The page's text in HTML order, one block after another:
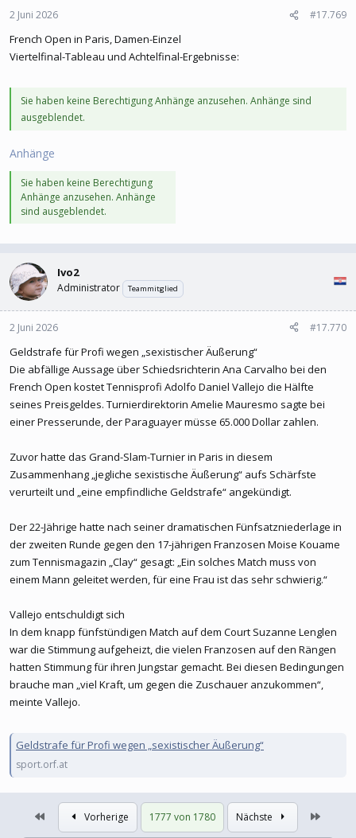
2 Juni 2026 #17.769
French Open in Paris, Damen-Einzel
Viertelfinal-Tableau und Achtelfinal-Ergebnisse:
Sie haben keine Berechtigung Anhänge anzusehen. Anhänge sind
ausgeblendet.
Anhänge
Sie haben keine Berechtigung
Anhänge anzusehen. Anhänge
sind ausgeblendet.
Ivo2
Administrator Teammitglied
2 Juni 2026 #17.770
Geldstrafe für Profi wegen „sexistischer Äußerung“
Die abfällige Aussage über Schiedsrichterin Ana Carvalho bei den
French Open kostet Tennisprofi Adolfo Daniel Vallejo die Hälfte
seines Preisgeldes. Turnierdirektorin Amelie Mauresmo sagte bei
einer Presserunde, der Paraguayer müsse 65.000 Dollar zahlen.
Zuvor hatte das Grand-Slam-Turnier in Paris in diesem
Zusammenhang „jegliche sexistische Äußerung“ aufs Schärfste
verurteilt und „eine empfindliche Geldstrafe“ angekündigt.
Der 22-Jährige hatte nach seiner dramatischen Fünfsatzniederlage in
der zweiten Runde gegen den 17-jährigen Franzosen Moise Kouame
zum Tennismagazin „Clay“ gesagt: „Ein solches Match muss von
einem Mann geleitet werden, für eine Frau ist das sehr schwierig.“
Vallejo entschuldigt sich
In dem knapp fünfstündigen Match auf dem Court Suzanne Lenglen
war die Stimmung aufgeheizt, die vielen Franzosen auf den Rängen
hatten Stimmung für ihren Jungstar gemacht. Bei diesen Bedingungen
brauche man „viel Kraft, um gegen die Zuschauer anzukommen“,
meinte Vallejo.
Geldstrafe für Profi wegen „sexistischer Äußerung“
sport.orf.at
Vorherige 1777 von 1780 Nächste